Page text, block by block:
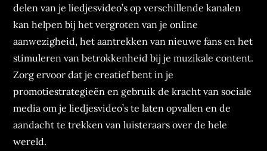
delen van je liedjesvideo’s op verschillende kanalen
kan helpen bij het vergroten van je online
aanwezigheid, het aantrekken van nieuwe fans en het
stimuleren van betrokkenheid bij je muzikale content.
Zorg ervoor dat je creatief bent in je
promotiestrategieën en gebruik de kracht van sociale
media om je liedjesvideo’s te laten opvallen en de
aandacht te trekken van luisteraars over de hele
wereld.